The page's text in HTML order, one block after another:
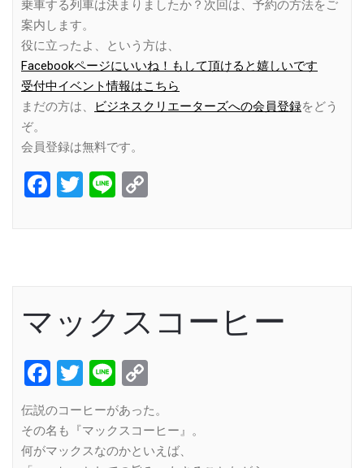
乗車する列車は決まりましたか？次回は、予約の方法をご
案内します。
役に立ったよ、という方は、
Facebookページにいいね！もして頂けると嬉しいです
受付中イベント情報はこちら
まだの方は、
ビジネスクリエーターズへの会員登録をどう
ぞ。
会員登録は無料です。
Facebook
Twitter
Line
マックスコーヒー
Facebook
Twitter
Line
Link
伝説のコーヒーがあった。
その名も『マックスコーヒー』。
何がマックスなのかといえば、